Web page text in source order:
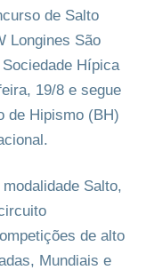
de Salto
Longines São
Hípica
19/8 e segue
de Hipismo (BH)
Salto,
de alto
Mundiais e